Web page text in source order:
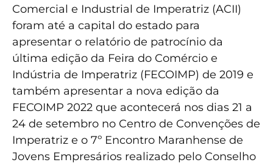
Comercial e Industrial de Imperatriz (ACII)
foram até a capital do estado para
apresentar o relatório de patrocínio da
última edição da Feira do Comércio e
Indústria de Imperatriz (FECOIMP) de 2019 e
também apresentar a nova edição da
FECOIMP 2022 que acontecerá nos dias 21 a
24 de setembro no Centro de Convenções de
Imperatriz e o 7º Encontro Maranhense de
Jovens Empresários realizado pelo Conselho